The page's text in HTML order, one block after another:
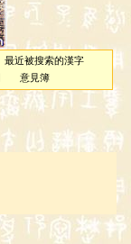
最近被搜索的漢字
意見簿